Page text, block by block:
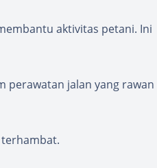
aktivitas petani. Ini
perawatan jalan yang rawan